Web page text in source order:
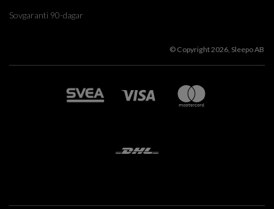
Sovgaranti 90-dagar
© Copyright 2026, Sleepo AB